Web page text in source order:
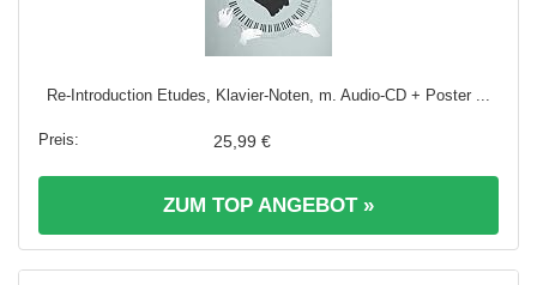
Re-Introduction Etudes, Klavier-Noten, m. Audio-CD + Poster ...
25,99 €
ZUM TOP ANGEBOT »